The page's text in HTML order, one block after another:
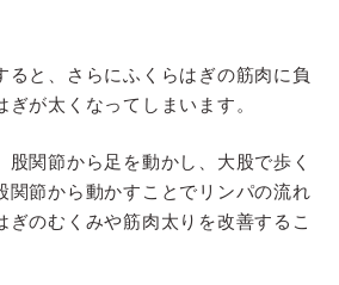
ると、さらにふくらはぎの筋肉に負
が太くなってしまいます。
股関節から足を動かし、大股で歩く
関節から動かすことでリンパの流れ
ぎのむくみや筋肉太りを改善するこ